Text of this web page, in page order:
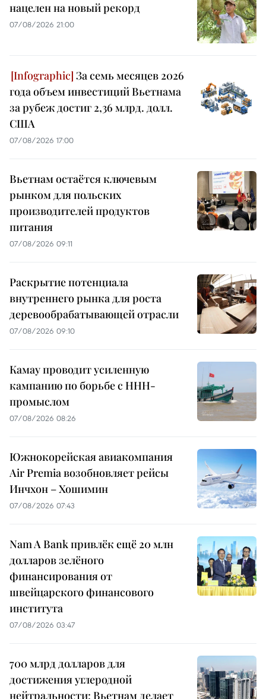
нацелен на новый рекорд
07/08/2026 21:00
За семь месяцев 2026
года объем инвестиций Вьетнама
за рубеж достиг 2,36 млрд. долл.
США
07/08/2026 17:00
Вьетнам остаётся ключевым
рынком для польских
производителей продуктов
питания
07/08/2026 09:11
Раскрытие потенциала
внутреннего рынка для роста
деревообрабатывающей отрасли
07/08/2026 09:10
Камау проводит усиленную
кампанию по борьбе с ННН-
промыслом
07/08/2026 08:26
Южнокорейская авиакомпания
Air Premia возобновляет рейсы
Инчхон – Хошимин
07/08/2026 07:43
Nam A Bank привлёк ещё 20 млн
долларов зелёного
финансирования от
швейцарского финансового
института
07/08/2026 03:47
700 млрд долларов для
достижения углеродной
нейтральности: Вьетнам делает